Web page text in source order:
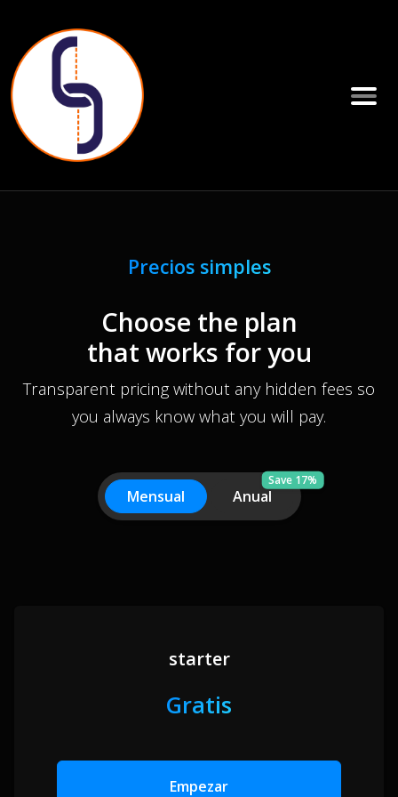
Precios simples
Choose the plan
that works for you
Transparent pricing without any hidden fees so
you always know what you will pay.
Mensual Anual
Save 17%
starter
Gratis
Empezar